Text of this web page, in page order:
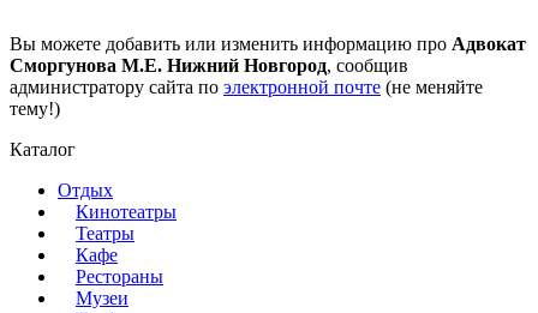
Вы можете добавить или изменить информацию про Адвокат
Сморгунова М.Е. Нижний Новгород, сообщив
администратору сайта по электронной почте (не меняйте
тему!)
Каталог
Отдых
Кинотеатры
Театры
Кафе
Рестораны
Музеи